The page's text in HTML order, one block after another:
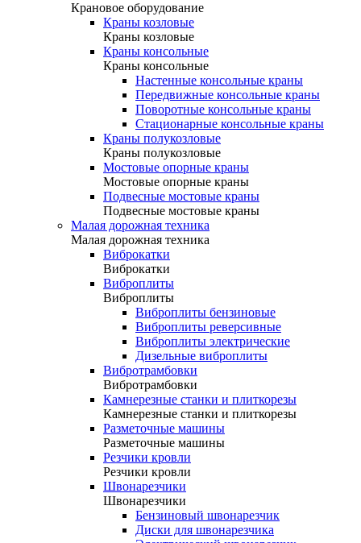
Крановое оборудование
Краны козловые
Краны козловые
Краны консольные
Краны консольные
Настенные консольные краны
Передвижные консольные краны
Поворотные консольные краны
Стационарные консольные краны
Краны полукозловые
Краны полукозловые
Мостовые опорные краны
Мостовые опорные краны
Подвесные мостовые краны
Подвесные мостовые краны
Малая дорожная техника
Малая дорожная техника
Виброкатки
Виброкатки
Виброплиты
Виброплиты
Виброплиты бензиновые
Виброплиты реверсивные
Виброплиты электрические
Дизельные виброплиты
Вибротрамбовки
Вибротрамбовки
Камнерезные станки и плиткорезы
Камнерезные станки и плиткорезы
Разметочные машины
Разметочные машины
Резчики кровли
Резчики кровли
Швонарезчики
Швонарезчики
Бензиновый швонарезчик
Диски для швонарезчика